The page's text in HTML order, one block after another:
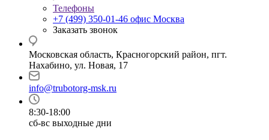
Телефоны
+7 (499) 350-01-46 офис Москва
Заказать звонок
Московская область, Красногорский район, пгт.
Нахабино, ул. Новая, 17
info@trubotorg-msk.ru
8:30-18:00
сб-вс выходные дни